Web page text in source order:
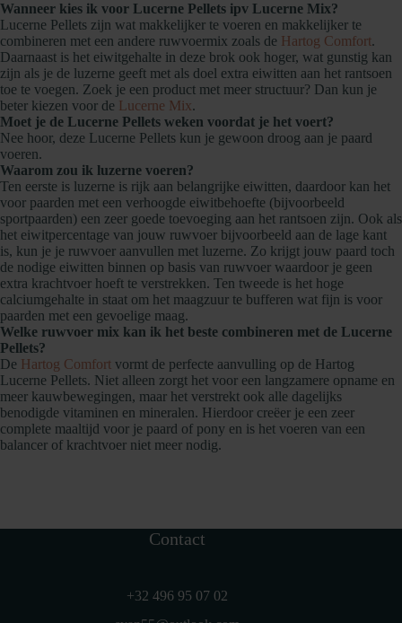
Wanneer kies ik voor Lucerne Pellets ipv Lucerne Mix?
Lucerne Pellets zijn wat makkelijker te voeren en makkelijker te
combineren met een andere ruwvoermix zoals de Hartog Comfort.
Daarnaast is het eiwitgehalte in deze brok ook hoger, wat gunstig kan
zijn als je de luzerne geeft met als doel extra eiwitten aan het rantsoen
toe te voegen. Zoek je een product met meer structuur? Dan kun je
beter kiezen voor de Lucerne Mix.
Moet je de Lucerne Pellets weken voordat je het voert?
Nee hoor, deze Lucerne Pellets kun je gewoon droog aan je paard
voeren.
Waarom zou ik luzerne voeren?
Ten eerste is luzerne is rijk aan belangrijke eiwitten, daardoor kan het
voor paarden met een verhoogde eiwitbehoefte (bijvoorbeeld
sportpaarden) een zeer goede toevoeging aan het rantsoen zijn. Ook als
het eiwitpercentage van jouw ruwvoer bijvoorbeeld aan de lage kant
is, kun je je ruwvoer aanvullen met luzerne. Zo krijgt jouw paard toch
de nodige eiwitten binnen op basis van ruwvoer waardoor je geen
extra krachtvoer hoeft te verstrekken. Ten tweede is het hoge
calciumgehalte in staat om het maagzuur te bufferen wat fijn is voor
paarden met een gevoelige maag.
Welke ruwvoer mix kan ik het beste combineren met de Lucerne
Pellets?
De Hartog Comfort vormt de perfecte aanvulling op de Hartog
Lucerne Pellets. Niet alleen zorgt het voor een langzamere opname en
meer kauwbewegingen, maar het verstrekt ook alle dagelijks
benodigde vitaminen en mineralen. Hierdoor creëer je een zeer
complete maaltijd voor je paard of pony en is het voeren van een
balancer of krachtvoer niet meer nodig.
Contact
+32 496 95 07 02